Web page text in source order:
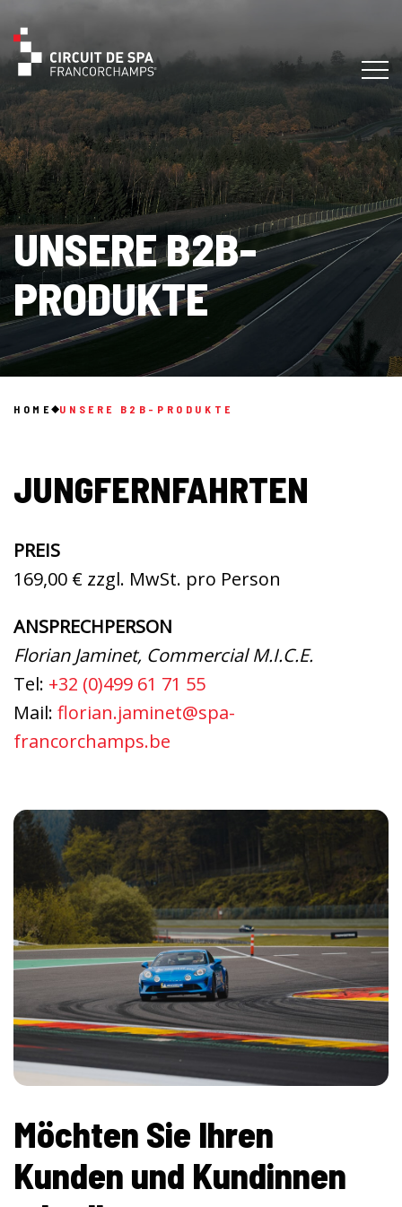
UNSERE B2B-
PRODUKTE
HOME UNSERE B2B-PRODUKTE
JUNGFERNFAHRTEN
PREIS
169,00 € zzgl. MwSt. pro Person
ANSPRECHPERSON
Florian Jaminet, Commercial M.I.C.E.
Tel: +32 (0)499 61 71 55
Mail: florian.jaminet@spa-
francorchamps.be
Möchten Sie Ihren
Kunden und Kundinnen